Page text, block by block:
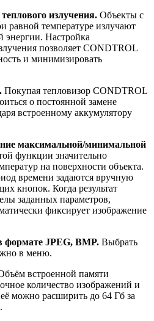
излучения. Объекты с
равной температуре излучают
энергии. Настройка
позволяет CONDTROL
и минимизировать
Покупая тепловизор CONDTROL
о постоянной замене
встроенному аккумулятору
максимальной/минимальной
функции значительно
на поверхности объекта.
времени задаются вручную
кнопок. Когда результат
заданных параметров,
фиксирует изображение
формате JPEG, BMP. Выбрать
в меню.
встроенной памяти
количество изображений и
можно расширить до 64 Гб за